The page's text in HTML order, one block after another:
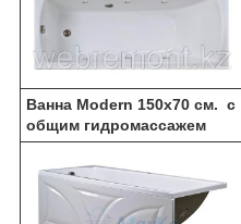
Ванна Modern 150х70 см. с
общим гидромассажем